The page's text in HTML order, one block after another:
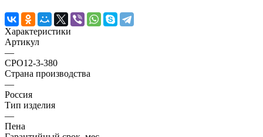
Характеристики
Артикул
—
CPO12-3-380
Страна производства
—
Россия
Тип изделия
—
Пена